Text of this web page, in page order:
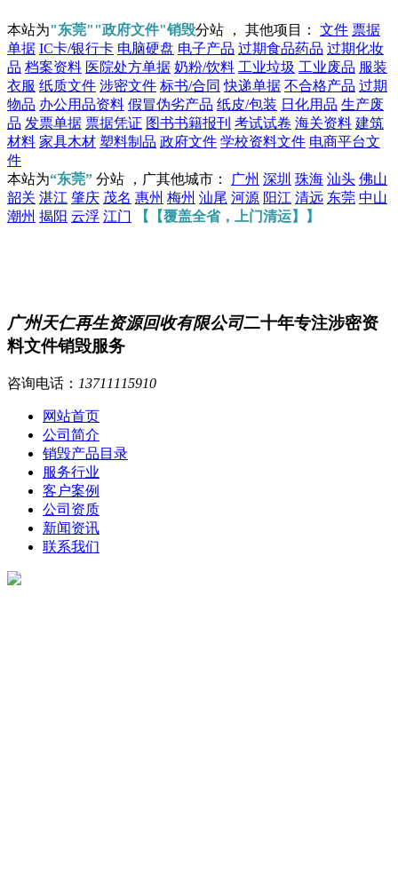
本站为"东莞""政府文件"销毁分站 ， 其他项目： 文件 票据
单据 IC卡/银行卡 电脑硬盘 电子产品 过期食品药品 过期化妆
品 档案资料 医院处方单据 奶粉/饮料 工业垃圾 工业废品 服装
衣服 纸质文件 涉密文件 标书/合同 快递单据 不合格产品 过期
物品 办公用品资料 假冒伪劣产品 纸皮/包装 日化用品 生产废
品 发票单据 票据凭证 图书书籍报刊 考试试卷 海关资料 建筑
材料 家具木材 塑料制品 政府文件 学校资料文件 电商平台文
件
本站为“东莞” 分站 ，广其他城市： 广州 深圳 珠海 汕头 佛山
韶关 湛江 肇庆 茂名 惠州 梅州 汕尾 河源 阳江 清远 东莞 中山
潮州 揭阳 云浮 江门 【【覆盖全省，上门清运】】
广州天仁再生资源回收有限公司二十年专注涉密资
料文件销毁服务
咨询电话： 13711115910
网站首页
公司简介
销毁产品目录
服务行业
客户案例
公司资质
新闻资讯
联系我们